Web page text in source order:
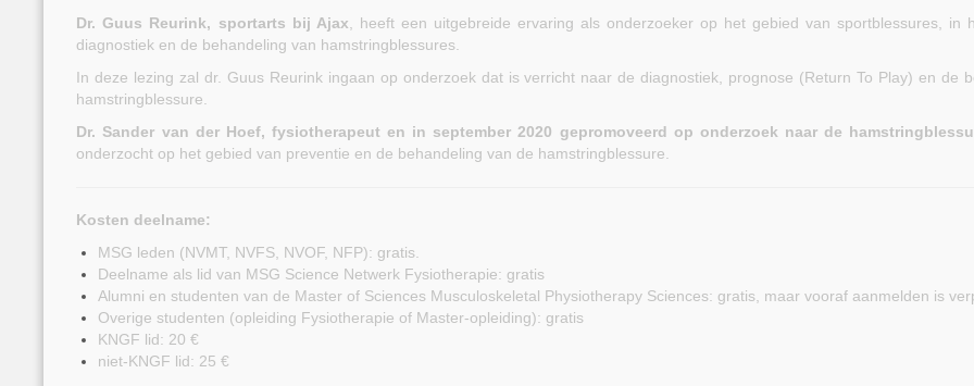
Dr. Guus Reurink, sportarts bij Ajax , heeft een uitgebreide ervaring als onderzoeker op het gebied van sportblessures, in
diagnostiek en de behandeling van hamstringblessures.
In deze lezing zal dr. Guus Reurink ingaan op onderzoek dat is verricht naar de diagnostiek, prognose (Return To Play) en de
hamstringblessure.
Dr. Sander van der Hoef, fysiotherapeut en in september 2020 gepromoveerd op onderzoek naar de
onderzocht op het gebied van preventie en de behandeling van de hamstringblessure.
Kosten deelname:
MSG leden (NVMT, NVFS, NVOF, NFP): gratis.
Deelname als lid van MSG Science Netwerk Fysiotherapie: gratis
Alumni en studenten van de Master of Sciences Musculoskeletal Physiotherapy Sciences: gratis, maar vooraf aanmelden is
Overige studenten (opleiding Fysiotherapie of Master-opleiding): gratis
KNGF lid: 20 €
niet-KNGF lid: 25 €